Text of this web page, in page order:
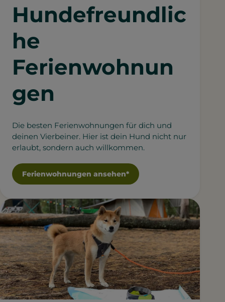
Hundefreundlic
he
Ferienwohnun
gen
Die besten Ferienwohnungen für dich und
deinen Vierbeiner. Hier ist dein Hund nicht nur
erlaubt, sondern auch willkommen.
Ferienwohnungen ansehen*